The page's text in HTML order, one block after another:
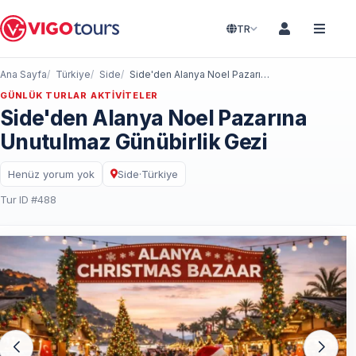
TR
Ana Sayfa Türkiye Side Side'den Alanya Noel Pazarına Unutulmaz Günübirlik Gezi
GÜNLÜK TURLAR AKTIVITELER
Side'den Alanya Noel Pazarına
Unutulmaz Günübirlik Gezi
Henüz yorum yok Side·Türkiye
Tur ID #488